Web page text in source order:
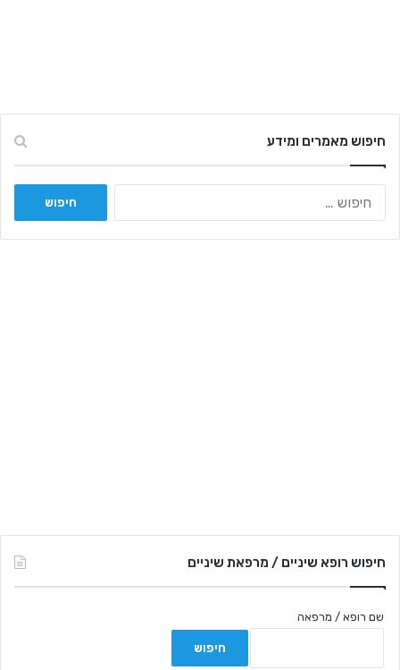
חיפוש מאמרים ומידע
חיפוש רופא שיניים / מרפאת שיניים
שם רופא / מרפאה